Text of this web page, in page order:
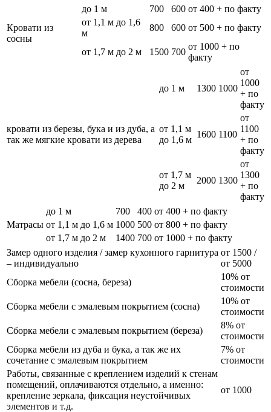
Кровати из
сосны
до 1 м 700 600 от 400 + по факту
от 1,1 м до 1,6
м
800 600 от 500 + по факту
от 1,7 м до 2 м 1500 700
от 1000 + по
факту
кровати из березы, бука и из дуба, а
так же мягкие кровати из дерева
до 1 м 1300 1000
от
1000
+ по
факту
от 1,1 м
до 1,6 м
1600 1100
от
1100
+ по
факту
от 1,7 м
до 2 м
2000 1300
от
1300
+ по
факту
Матрасы
до 1 м 700 400 от 400 + по факту
от 1,1 м до 1,6 м 1000 500 от 800 + по факту
от 1,7 м до 2 м
1400 700 от 1000 + по факту
Замер одного изделия / замер кухонного гарнитура
– индивидуально
от 1500 /
от 5000
Сборка мебели (сосна, береза)
10% от
стоимости
Сборка мебели с эмалевым покрытием (сосна)
10% от
стоимости
Сборка мебели с эмалевым покрытием (береза)
8% от
стоимости
Сборка мебели из дуба и бука, а так же их
сочетание с эмалевым покрытием
7% от
стоимости
Работы, связанные с креплением изделий к стенам
помещений, оплачиваются отдельно, а именно:
крепление зеркала, фиксация неустойчивых
элементов и т.д.
от 1000